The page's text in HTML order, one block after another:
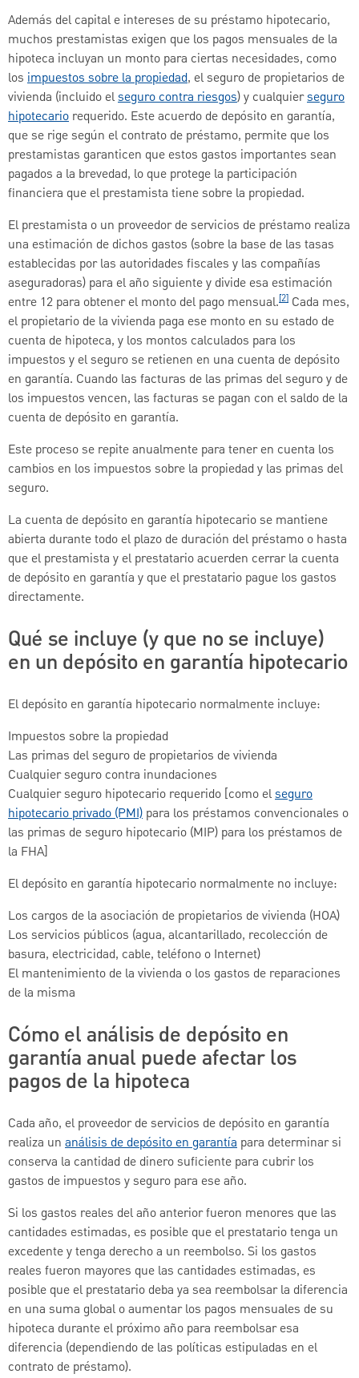
Además del capital e intereses de su préstamo hipotecario,
muchos prestamistas exigen que los pagos mensuales de la
hipoteca incluyan un monto para ciertas necesidades, como
los impuestos sobre la propiedad, el seguro de propietarios de
vivienda (incluido elseguro contra riesgos) y cualquierseguro
hipotecario requerido. Este acuerdo de depósito en garantía,
que se rige según el contrato de préstamo, permite que los
prestamistas garanticen que estos gastos importantes sean
pagados a la brevedad, lo que protege la participación
financiera que el prestamista tiene sobre la propiedad.
El prestamista o un proveedor de servicios de préstamo realiza
una estimación de dichos gastos (sobre la base de las tasas
establecidas por las autoridades fiscales y las compañías
aseguradoras) para el año siguiente y divide esa estimación
entre 12 para obtener el monto del pago mensual.[2] Cada mes,
el propietario de la vivienda paga ese monto en su estado de
cuenta de hipoteca, y los montos calculados para los
impuestos y el seguro se retienen en una cuenta de depósito
en garantía. Cuando las facturas de las primas del seguro y de
los impuestos vencen, las facturas se pagan con el saldo de la
cuenta de depósito en garantía.
Este proceso se repite anualmente para tener en cuenta los
cambios en los impuestos sobre la propiedad y las primas del
seguro.
La cuenta de depósito en garantía hipotecario se mantiene
abierta durante todo el plazo de duración del préstamo o hasta
que el prestamista y el prestatario acuerden cerrar la cuenta
de depósito en garantía y que el prestatario pague los gastos
directamente.
Qué se incluye (y que no se incluye)
en un depósito en garantía hipotecario
El depósito en garantía hipotecario normalmente incluye:
Impuestos sobre la propiedad
Las primas del seguro de propietarios de vivienda
Cualquier seguro contra inundaciones
Cualquier seguro hipotecario requerido [como elseguro
hipotecario privado (PMI) para los préstamos convencionales o
las primas de seguro hipotecario (MIP) para los préstamos de
la FHA]
El depósito en garantía hipotecario normalmente no incluye:
Los cargos de la asociación de propietarios de vivienda (HOA)
Los servicios públicos (agua, alcantarillado, recolección de
basura, electricidad, cable, teléfono o Internet)
El mantenimiento de la vivienda o los gastos de reparaciones
de la misma
Cómo el análisis de depósito en
garantía anual puede afectar los
pagos de la hipoteca
Cada año, el proveedor de servicios de depósito en garantía
realiza un análisis de depósito en garantía para determinar si
conserva la cantidad de dinero suficiente para cubrir los
gastos de impuestos y seguro para ese año.
Si los gastos reales del año anterior fueron menores que las
cantidades estimadas, es posible que el prestatario tenga un
excedente y tenga derecho a un reembolso. Si los gastos
reales fueron mayores que las cantidades estimadas, es
posible que el prestatario deba ya sea reembolsar la diferencia
en una suma global o aumentar los pagos mensuales de su
hipoteca durante el próximo año para reembolsar esa
diferencia (dependiendo de las políticas estipuladas en el
contrato de préstamo).